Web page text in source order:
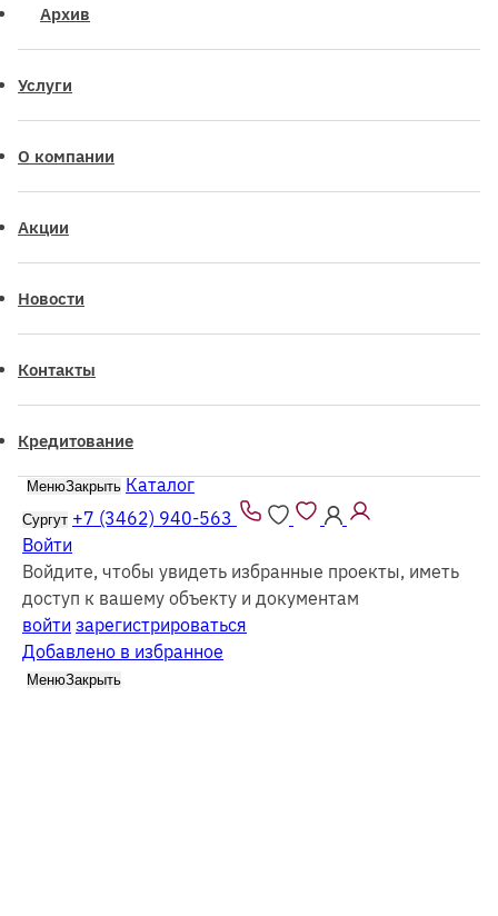
Архив
Услуги
О компании
Акции
Новости
Контакты
Кредитование
МенюЗакрыть Каталог
Сургут +7 (3462) 940-563
Войти
Войдите, чтобы увидеть избранные проекты, иметь
доступ к вашему объекту и документам
войти зарегистрироваться
Добавлено в избранное
МенюЗакрыть
Все проекты из каталога можно заказать
избруса так и в каркасномисполнении
Каталог
Каркасные